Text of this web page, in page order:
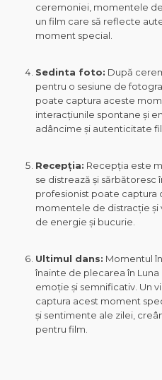
ceremoniei, momentele
un film care să reflecte
moment special.
Sedinta foto: După
pentru o sesiune de
poate captura aceste
interacțiunile spontane și
adâncime și autenticitate
Recepția: Recepția este
se distrează și sărbătoresc
profesionist poate captura
momentele de distracție și
de energie și bucurie.
Ultimul dans: Momentul
înainte de plecarea în
emoție și semnificativ. Un
captura acest moment
și sentimente ale zilei,
pentru film.